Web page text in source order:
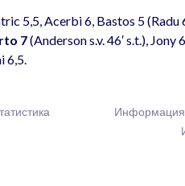
5,5, Acerbi 6, Bastos 5 (Radu
7(Anderson s.v. 46′ s.t.), Jony
6,5.
Информация